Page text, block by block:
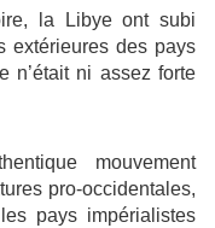
la Libye ont subi
extérieures des pays
n’était ni assez forte
mouvement
pro-occidentales,
pays impérialistes